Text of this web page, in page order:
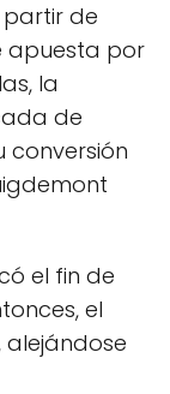
de
apuesta por
la
de
conversión
el fin de
el